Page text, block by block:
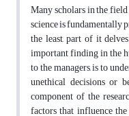
Many scholars in the
science is fundamentally
the least, part of it
important finding in the
to the managers, is to
unethical decisions or
component of the
factors that influence